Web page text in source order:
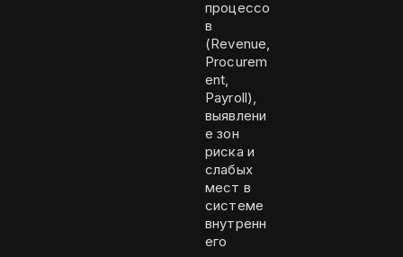
процессо
в
(Revenue,
Procurem
ent,
Payroll),
выявлени
е зон
риска и
слабых
мест в
системе
внутренн
его